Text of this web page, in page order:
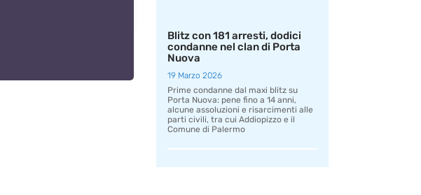
Blitz con 181 arresti, dodici
condanne nel clan di Porta
Nuova
19 Marzo 2026
Prime condanne dal maxi blitz su
Porta Nuova: pene fino a 14 anni,
alcune assoluzioni e risarcimenti alle
parti civili, tra cui Addiopizzo e il
Comune di Palermo